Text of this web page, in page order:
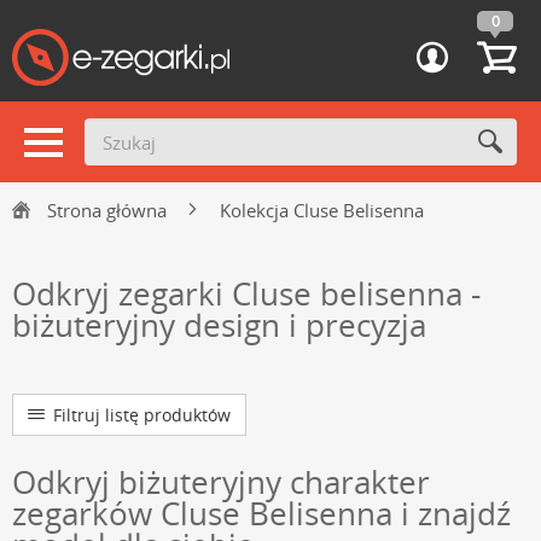
0
Strona główna Kolekcja Cluse Belisenna
Odkryj zegarki Cluse belisenna -
biżuteryjny design i precyzja
Filtruj listę produktów
Odkryj biżuteryjny charakter
zegarków Cluse Belisenna i znajdź